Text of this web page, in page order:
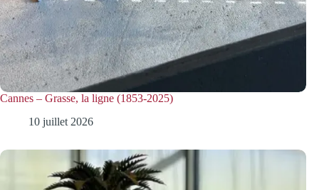
Cannes – Grasse, la ligne (1853-2025)
10 juillet 2026